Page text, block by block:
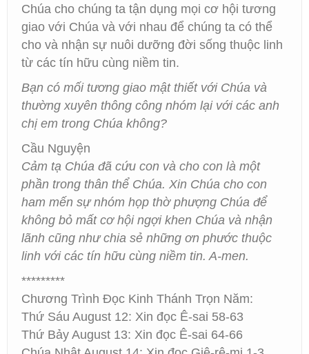
Chúa cho chúng ta tận dụng mọi cơ hội tương
giao với Chúa và với nhau để chúng ta có thể
cho và nhận sự nuôi dưỡng đời sống thuộc linh
từ các tín hữu cùng niềm tin.
Bạn có mối tương giao mật thiết với Chúa và
thường xuyên thông công nhóm lại với các anh
chị em trong Chúa không?
Cầu Nguyện
Cảm tạ Chúa đã cứu con và cho con là một
phần trong thân thể Chúa. Xin Chúa cho con
ham mến sự nhóm họp thờ phượng Chúa để
không bỏ mất cơ hội ngợi khen Chúa và nhận
lãnh cũng như chia sẻ những ơn phước thuộc
linh với các tín hữu cùng niềm tin. A-men.
*********
Chương Trình Đọc Kinh Thánh Trọn Năm:
Thứ Sáu August 12: Xin đọc Ê-sai 58-63
Thứ Bảy August 13: Xin đọc Ê-sai 64-66